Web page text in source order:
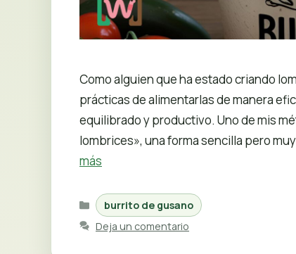
Como alguien que ha estado criando
prácticas de alimentarlas de manera
equilibrado y productivo. Uno de mis
lombrices», una forma sencilla pero
más
Categorías
burrito de gusano
Deja un comentario